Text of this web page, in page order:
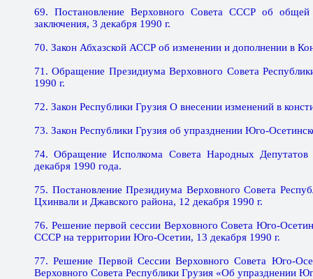
69. Постановление Верховного Совета СССР об
заключения, 3 декабря 1990 г.
70. Закон Абхазской АССР об изменении и дополнении в
71. Обращение Президиума Верховного Совета
1990 г.
72. Закон Республики Грузия О внесении изменений в
73. Закон Республики Грузия об упразднении Юго-
74. Обращение Исполкома Совета Народных
декабря 1990 года.
75. Постановление Президиума Верховного Совета
Цхинвали и Джавского района, 12 декабря 1990 г.
76. Решение первой сессии Верховного Совета Юго-
СССР на территории Юго-Осетии, 13 декабря 1990 г.
77. Решение Первой Сессии Верховного Совета Юго-
Верховного Совета Республики Грузия «Об упразднении